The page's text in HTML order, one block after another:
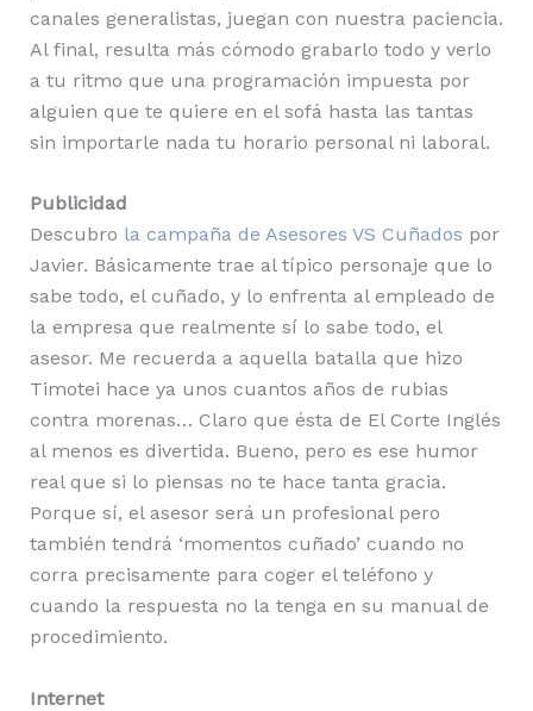
canales generalistas, juegan con nuestra paciencia.
Al final, resulta más cómodo grabarlo todo y verlo
a tu ritmo que una programación impuesta por
alguien que te quiere en el sofá hasta las tantas
sin importarle nada tu horario personal ni laboral.
Publicidad
Descubro la campaña de Asesores VS Cuñados por
Javier. Básicamente trae al típico personaje que lo
sabe todo, el cuñado, y lo enfrenta al empleado de
la empresa que realmente sí lo sabe todo, el
asesor. Me recuerda a aquella batalla que hizo
Timotei hace ya unos cuantos años de rubias
contra morenas… Claro que ésta de El Corte Inglés
al menos es divertida. Bueno, pero es ese humor
real que si lo piensas no te hace tanta gracia.
Porque sí, el asesor será un profesional pero
también tendrá ‘momentos cuñado’ cuando no
corra precisamente para coger el teléfono y
cuando la respuesta no la tenga en su manual de
procedimiento.
Internet